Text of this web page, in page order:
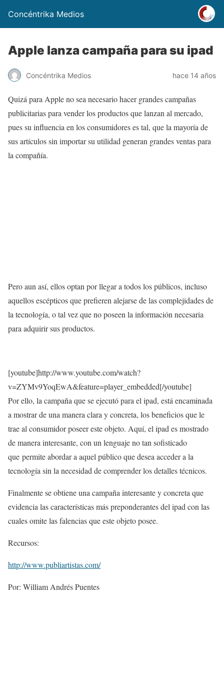
Concéntrika Medios
Apple lanza campaña para su ipad
Concéntrika Medios hace 14 años
Quizá para Apple no sea necesario hacer grandes campañas
publicitarias para vender los productos que lanzan al mercado,
pues su influencia en los consumidores es tal, que la mayoría de
sus artículos sin importar su utilidad generan grandes ventas para
la compañía.
Pero aun así, ellos optan por llegar a todos los públicos, incluso
aquellos escépticos que prefieren alejarse de las complejidades de
la tecnología, o tal vez que no poseen la información necesaria
para adquirir sus productos.
[youtube]http://www.youtube.com/watch?
v=ZYMv9YoqEwA&feature=player_embedded[/youtube]
Por ello, la campaña que se ejecutó para el ipad, está encaminada
a mostrar de una manera clara y concreta, los beneficios que le
trae al consumidor poseer este objeto. Aquí, el ipad es mostrado
de manera interesante, con un lenguaje no tan sofisticado
que permite abordar a aquel público que desea acceder a la
tecnología sin la necesidad de comprender los detalles técnicos.
Finalmente se obtiene una campaña interesante y concreta que
evidencia las características más preponderantes del ipad con las
cuales omite las falencias que este objeto posee.
Recursos:
http://www.publiartistas.com/
Por: William Andrés Puentes